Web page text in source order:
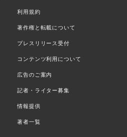
利用規約
著作権と転載について
プレスリリース受付
コンテンツ利用について
広告のご案内
記者・ライター募集
情報提供
著者一覧